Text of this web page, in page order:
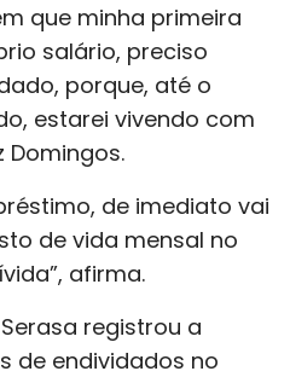
que minha primeira
salário, preciso
porque, até o
estarei vivendo com
Domingos.
de imediato vai
de vida mensal no
afirma.
registrou a
de endividados no